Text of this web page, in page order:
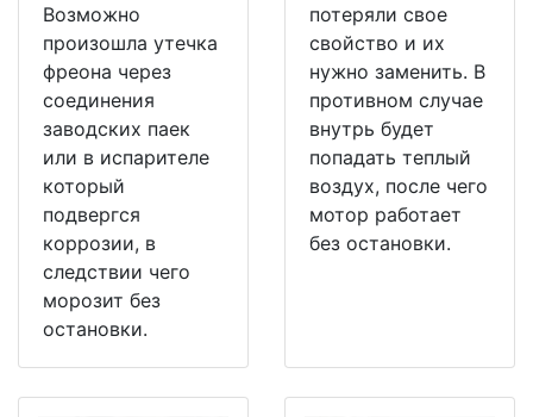
Возможно
произошла утечка
фреона через
соединения
заводских паек
или в испарителе
который
подвергся
коррозии, в
следствии чего
морозит без
остановки.
потеряли свое
свойство и их
нужно заменить. В
противном случае
внутрь будет
попадать теплый
воздух, после чего
мотор работает
без остановки.